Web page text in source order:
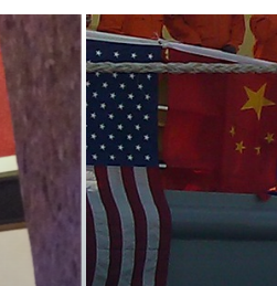
heb ik
Alles